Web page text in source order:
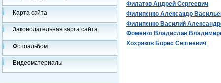
Карта сайта
Законодательная карта сайта
Фотоальбом
Видеоматериалы
Филатов Андрей Сергеевич
Филипенко Александр
Филипенко Василий
Фоменко Владислав
Хохряков Борис Сергеевич